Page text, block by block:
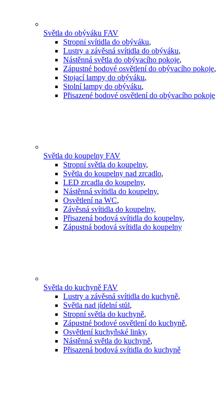
Světla do obýváku FAV
Stropní svítidla do obýváku,
Lustry a závěsná svítidla do obýváku,
Nástěnná světla do obývacího pokoje,
Zápustné bodové osvětlení do obývacího pokoje,
Stojací lampy do obýváku,
Stolní lampy do obýváku,
Přisazené bodové osvětlení do obývacího pokoje
Světla do koupelny FAV
Stropní světla do koupelny,
Světla do koupelny nad zrcadlo,
LED zrcadla do koupelny,
Nástěnná svítidla do koupelny,
Osvětlení na WC,
Závěsná svítidla do koupelny,
Přisazená bodová svítidla do koupelny,
Zápustná bodová svítidla do koupelny
Světla do kuchyně FAV
Lustry a závěsná svítidla do kuchyně,
Světla nad jídelní stůl,
Stropní světla do kuchyně,
Zápustné bodové osvětlení do kuchyně,
Osvětlení kuchyňské linky,
Nástěnná světla do kuchyně,
Přisazená bodová svítidla do kuchyně